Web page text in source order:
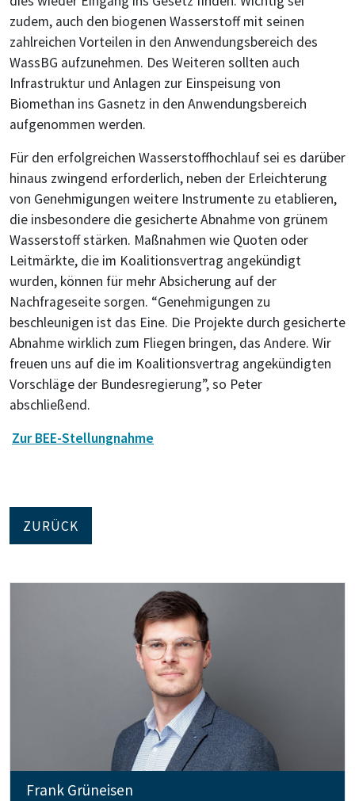
zudem, auch den biogenen Wasserstoff mit seinen
zahlreichen Vorteilen in den Anwendungsbereich des
WassBG aufzunehmen. Des Weiteren sollten auch
Infrastruktur und Anlagen zur Einspeisung von
Biomethan ins Gasnetz in den Anwendungsbereich
aufgenommen werden.
Für den erfolgreichen Wasserstoffhochlauf sei es darüber
hinaus zwingend erforderlich, neben der Erleichterung
von Genehmigungen weitere Instrumente zu etablieren,
die insbesondere die gesicherte Abnahme von grünem
Wasserstoff stärken. Maßnahmen wie Quoten oder
Leitmärkte, die im Koalitionsvertrag angekündigt
wurden, können für mehr Absicherung auf der
Nachfrageseite sorgen. “Genehmigungen zu
beschleunigen ist das Eine. Die Projekte durch gesicherte
Abnahme wirklich zum Fliegen bringen, das Andere. Wir
freuen uns auf die im Koalitionsvertrag angekündigten
Vorschläge der Bundesregierung”, so Peter
abschließend.
Zur BEE-Stellungnahme
ZURÜCK
Frank Grüneisen